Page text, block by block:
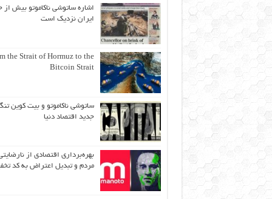
اشاره ساتوشی ناکاموتو بیش از
ایران نزدیک است
the Strait of Hormuz to the
Bitcoin Strait
ساتوشی ناکاموتو و بیت کوین
جدید اقتصاد دنیا
بهره‌برداری اقتصادی از
مردم و تبدیل اعتراض به کد